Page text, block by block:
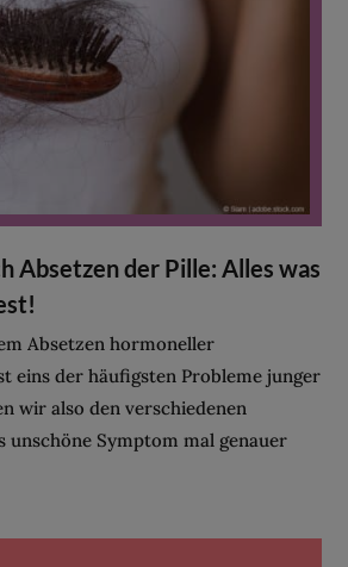
Absetzen der Pille: Alles was
Absetzen hormoneller
eins der häufigsten Probleme junger
wir also den verschiedenen
unschöne Symptom mal genauer